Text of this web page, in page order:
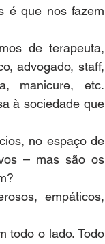
é que nos fazem
de terapeuta,
advogado, staff,
manicure, etc.
à sociedade que
no espaço de
– mas são os
empáticos,
todo o lado. Todo